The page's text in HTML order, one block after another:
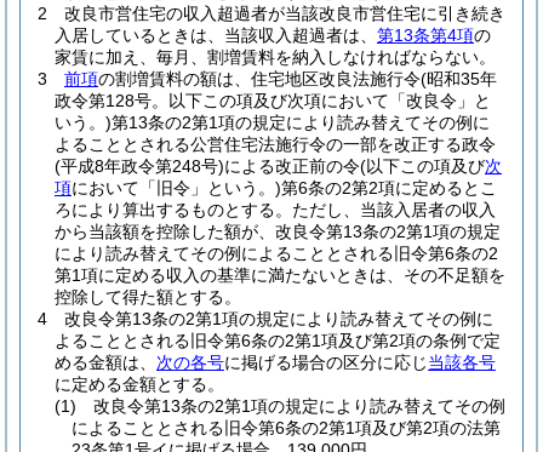
2
改良市営住宅の収入超過者が当該改良市営住宅に引き続き
入居しているときは、当該収入超過者は、 第13条第4項の
家賃に加え、毎月、割増賃料を納入しなければならない。
3
前項の割増賃料の額は、住宅地区改良法施行令(昭和35年
政令第128号。以下この項及び次項において「改良令」と
いう。)第13条の2第1項の規定により読み替えてその例に
よることとされる公営住宅法施行令の一部を改正する政令
(平成8年政令第248号)による改正前の令(以下この項及び次
項において「旧令」という。)第6条の2第2項に定めるとこ
ろにより算出するものとする。 ただし、当該入居者の収入
から当該額を控除した額が、改良令第13条の2第1項の規定
により読み替えてその例によることとされる旧令第6条の2
第1項に定める収入の基準に満たないときは、その不足額を
控除して得た額とする。
4
改良令第13条の2第1項の規定により読み替えてその例に
よることとされる旧令第6条の2第1項及び第2項の条例で定
める金額は、 次の各号に掲げる場合の区分に応じ当該各号
に定める金額とする。
(1)
改良令第13条の2第1項の規定により読み替えてその例
によることとされる旧令第6条の2第1項及び第2項の法第